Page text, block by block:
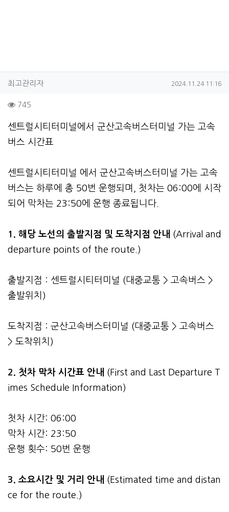
작성자 정보
최고관리자작성 작성일
2024.11.24 11:16
컨텐츠 정보
745
본문
센트럴시티터미널에서 군산고속버스터미널 가는 고속
버스 시간표
센트럴시티터미널 에서 군산고속버스터미널 가는 고속
버스는 하루에 총 50번 운행되며, 첫차는 06:00에 시작
되어 막차는 23:50에 운행 종료됩니다.
1. 해당 노선의 출발지점 및 도착지점 안내 (Arrival and
departure points of the route.)
출발지점 : 센트럴시티터미널 (대중교통 > 고속버스 >
출발위치)
도착지점 : 군산고속버스터미널 (대중교통 > 고속버스
> 도착위치)
2. 첫차 막차 시간표 안내 (First and Last Departure T
imes Schedule Information)
첫차 시간: 06:00
막차 시간: 23:50
운행 횟수: 50번 운행
3. 소요시간 및 거리 안내 (Estimated time and distan
ce for the route.)